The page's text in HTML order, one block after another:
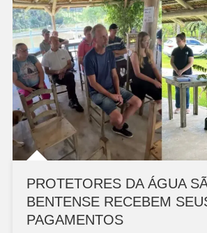
PROTETORES DA ÁGUA
BENTENSE RECEBEM
PAGAMENTOS